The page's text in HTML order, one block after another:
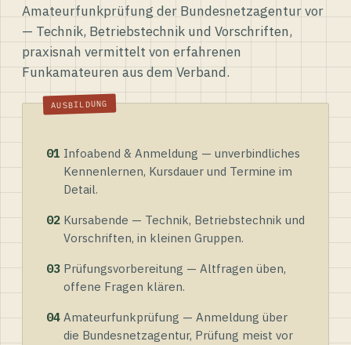
Amateurfunkprüfung der Bundesnetzagentur vor
— Technik, Betriebstechnik und Vorschriften,
praxisnah vermittelt von erfahrenen
Funkamateuren aus dem Verband.
01 Infoabend & Anmeldung — unverbindliches
Kennenlernen, Kursdauer und Termine im
Detail.
02 Kursabende — Technik, Betriebstechnik und
Vorschriften, in kleinen Gruppen.
03 Prüfungsvorbereitung — Altfragen üben,
offene Fragen klären.
04 Amateurfunkprüfung — Anmeldung über
die Bundesnetzagentur, Prüfung meist vor